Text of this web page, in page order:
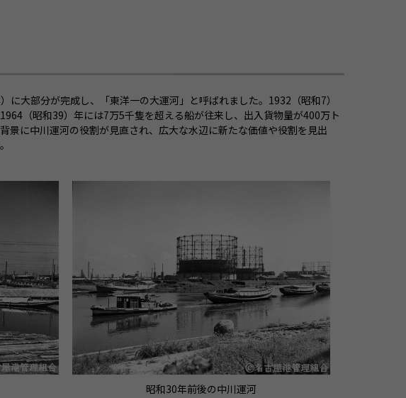
大部分が完成し、「東洋一の大運河」と呼ばれました。1932（昭和7）
（昭和39）年には7万5千隻を超える船が往来し、出入貨物量が400万ト
景に中川運河の役割が見直され、広大な水辺に新たな価値や役割を見出
昭和30年前後の中川運河